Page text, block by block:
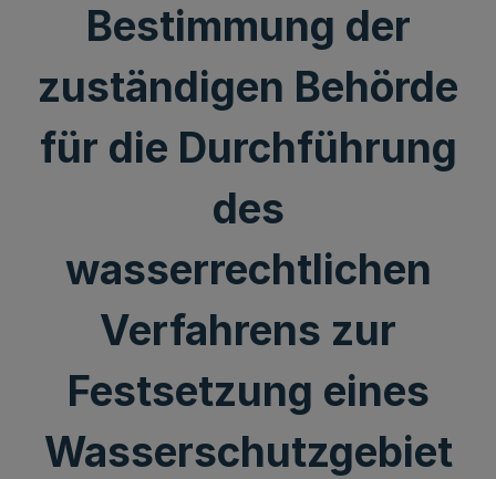
Bestimmung der
zuständigen Behörde
für die Durchführung
des
wasserrechtlichen
Verfahrens zur
Festsetzung eines
Wasserschutzgebiet